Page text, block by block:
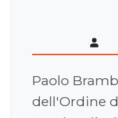
Paolo
dell'Ordine